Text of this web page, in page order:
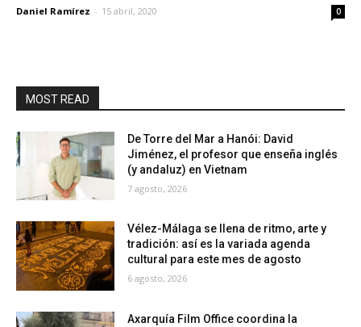
Daniel Ramírez - 15 abril, 2020 0
MOST READ
De Torre del Mar a Hanói: David
Jiménez, el profesor que enseña inglés
(y andaluz) en Vietnam
7 agosto, 2026
Vélez-Málaga se llena de ritmo, arte y
tradición: así es la variada agenda
cultural para este mes de agosto
6 agosto, 2026
Axarquía Film Office coordina la